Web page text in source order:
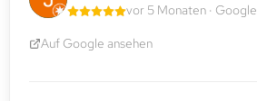
vor 5 Monaten · Google
Auf Google ansehen